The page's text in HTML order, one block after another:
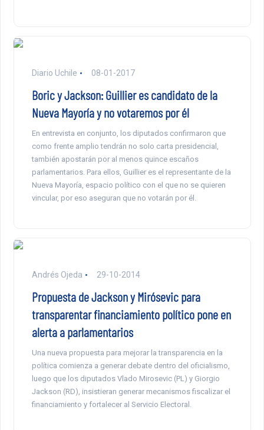
Diario Uchile 08-01-2017
Boric y Jackson: Guillier es candidato de la
Nueva Mayoría y no votaremos por él
En entrevista en conjunto, los diputados confirmaron que
como frente amplio tendrán no solo carta presidencial,
también apostarán por al menos quince escaños
parlamentarios. Para ellos, Guillier es el representante de la
Nueva Mayoría, espacio político con el que no se quieren
vincular, por eso aseguran que no votarán por él.
Andrés Ojeda 29-10-2014
Propuesta de Jackson y Mirósevic para
transparentar financiamiento político pone en
alerta a parlamentarios
Una nueva propuesta para mejorar la transparencia en la
política comienza a generar debate dentro del oficialismo,
luego que los diputados Vlado Mirosevic (PL) y Giorgio
Jackson (RD), insistieran generar mecanismos fiscalizar el
financiamiento y fortalecer al Servicio Electoral.